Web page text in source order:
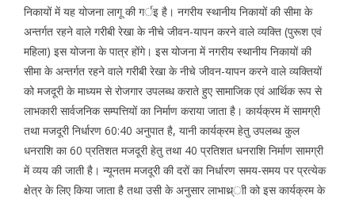
निकायों में यह योजना लागू की गर्इ है। नगरीय स्थानीय निकायों की सीमा के
अन्तर्गत रहने वाले गरीबी रेखा के नीचे जीवन-यापन करने वाले व्यक्ति (पुरूश एवं
महिला) इस योजना के पात्र होंगे। इस योजना में नगरीय स्थानीय निकायों की
सीमा के अन्तर्गत रहने वाले गरीबी रेखा के नीचे जीवन-यापन करने वाले व्यक्तियों
को मजदूरी के माध्यम से रोजगार उपलब्ध कराते हुए सामाजिक एवं आर्थिक रूप से
लाभकारी सार्वजनिक सम्पत्तियों का निर्माण कराया जाता है। कार्यक्रम में सामग्री
तथा मजदूरी निर्धारण 60:40 अनुपात है, यानी कार्यक्रम हेतु उपलब्ध कुल
धनराशि का 60 प्रतिशत मजदूरी हेतु तथा 40 प्रतिशत धनराशि निर्माण सामग्री
में व्यय की जाती है। न्यूनतम मजदूरी की दरों का निर्धारण समय-समय पर प्रत्येक
क्षेत्र के लिए किया जाता है तथा उसी के अनुसार लाभाथ्र्ाी को इस कार्यक्रम के